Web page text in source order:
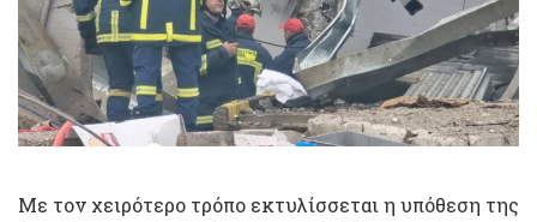
Με τον χειρότερο τρόπο εκτυλίσσεται η υπόθεση της